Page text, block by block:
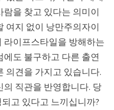
을 찾고 있다는 의미이
여지 없이 낭만주의자이
라이프스타일을 방해하는
도 불구하고 다른 출연
의견을 가지고 있습니다.
직관을 반영합니다. 당
고 있다고 느끼십니까?